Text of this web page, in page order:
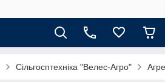
Сільгосптехніка "Велес-Агро"